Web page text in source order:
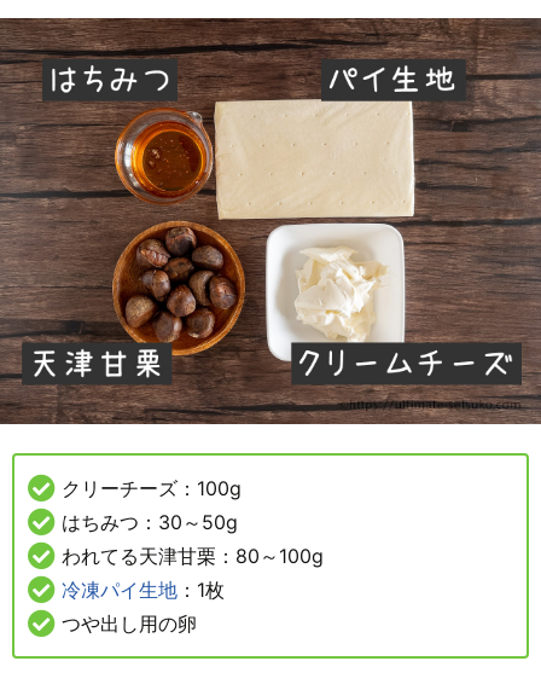
クリーチーズ：100g
はちみつ：30～50g
われてる天津甘栗：80～100g
冷凍パイ生地 ：1枚
つや出し用の卵